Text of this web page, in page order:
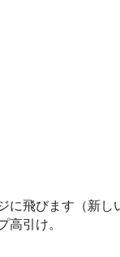
飛びます（新し
引け。